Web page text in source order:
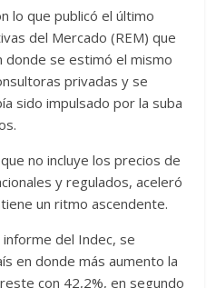
lo que publicó el último
del Mercado (REM) que
donde se estimó el mismo
privadas y se
sido impulsado por la suba
no incluye los precios de
y regulados, aceleró
un ritmo ascendente.
del Indec, se
en donde más aumento la
con 42,2%, en segundo